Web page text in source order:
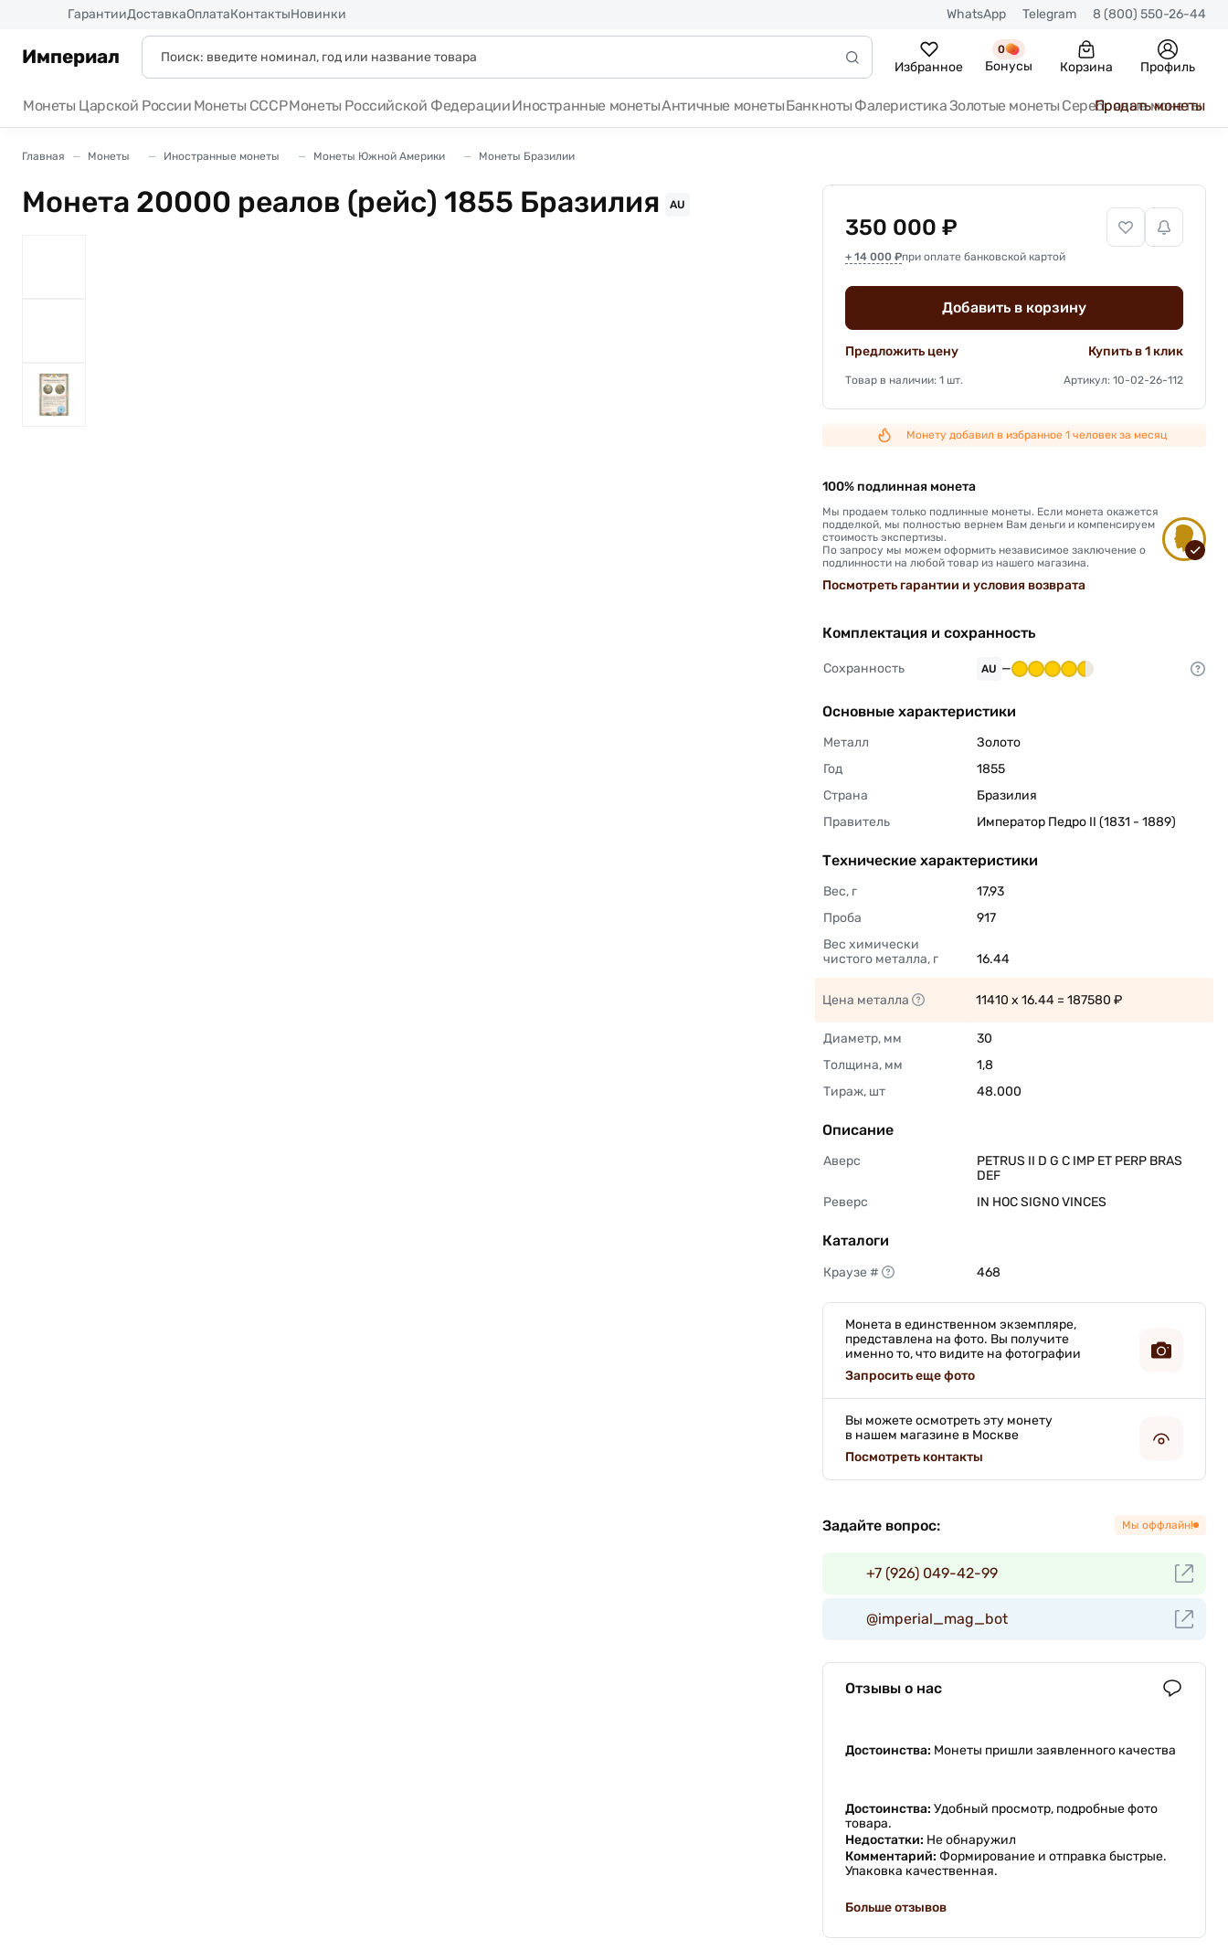
ГарантииДоставкаОплатаКонтактыНовинки WhatsApp Telegram 8 (800) 550-26-44
Империал Избранное
0
Бонусы Корзина Профиль
Монеты Царской России Монеты СССРМонеты Российской ФедерацииИностранные монетыАнтичные монетыБанкноты ФалеристикаЗолотые монеты Серебряные монеты
Продать монеты
Главная Монеты Иностранные монеты Монеты Южной Америки Монеты Бразилии
Монета 20000 реалов (рейс) 1855 Бразилия AU
350 000 ₽
+ 14 000 ₽при оплате банковской картой
Добавить в корзину
Предложить цену Купить в 1 клик
Товар в наличии: 1 шт. Артикул: 10-02-26-112
Монету добавил в избранное 1 человек за месяц
100% подлинная монета
Мы продаем только подлинные монеты. Если монета окажется
подделкой, мы полностью вернем Вам деньги и компенсируем
стоимость экспертизы.
По запросу мы можем оформить независимое заключение о
подлинности на любой товар из нашего магазина.
Посмотреть гарантии и условия возврата
Комплектация и сохранность
Сохранность AU —
Основные характеристики
Металл
Золото
Год
1855
Страна
Бразилия
Правитель
Император Педро II (1831 - 1889)
Технические характеристики
Вес, г
17,93
Проба
917
Вес химически
чистого металла, г
16.44
Цена металла 11410 x 16.44 = 187580 ₽
Диаметр, мм
30
Толщина, мм
1,8
Тираж, шт
48.000
Описание
Аверс
PETRUS II D G C IMP ET PERP BRAS
DEF
Реверс
IN HOC SIGNO VINCES
Каталоги
Краузе # 468
Монета в единственном экземпляре,
представлена на фото. Вы получите
именно то, что видите на фотографии
Запросить еще фото
Вы можете осмотреть эту монету
в нашем магазине в Москве
Посмотреть контакты
Задайте вопрос: Мы оффлайн!
+7 (926) 049-42-99
@imperial_mag_bot
Отзывы о нас
Достоинства: Монеты пришли заявленного качества
Достоинства: Удобный просмотр, подробные фото
товара.
Недостатки: Не обнаружил
Комментарий: Формирование и отправка быстрые.
Упаковка качественная.
Больше отзывов